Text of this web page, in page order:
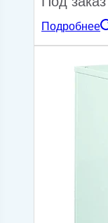
Подробнее